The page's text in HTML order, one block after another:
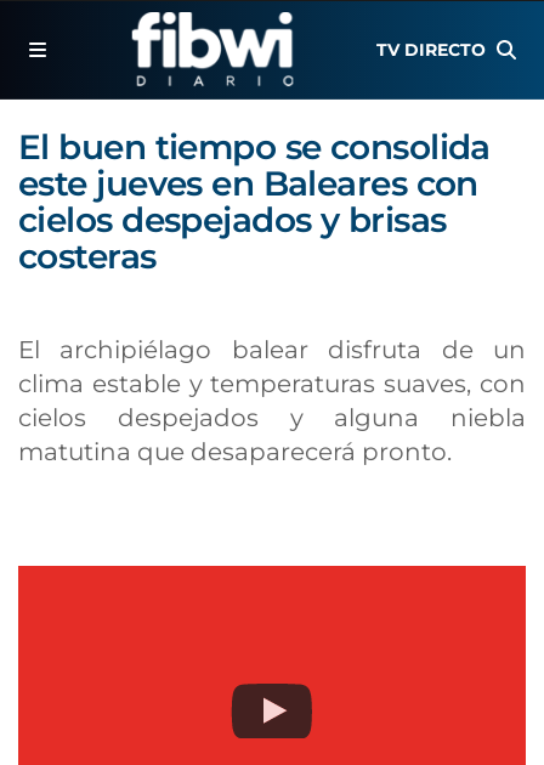
TV DIRECTO
El buen tiempo se consolida
este jueves en Baleares con
cielos despejados y brisas
costeras
El archipiélago balear disfruta de un
clima estable y temperaturas suaves, con
cielos despejados y alguna niebla
matutina que desaparecerá pronto.